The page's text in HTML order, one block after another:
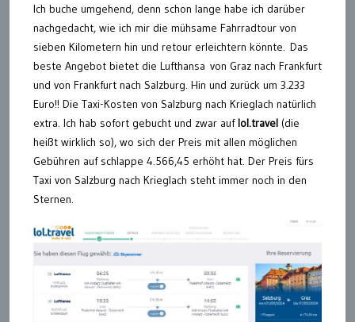
Ich buche umgehend, denn schon lange habe ich darüber
nachgedacht, wie ich mir die mühsame Fahrradtour von
sieben Kilometern hin und retour erleichtern könnte. Das
beste Angebot bietet die Lufthansa von Graz nach Frankfurt
und von Frankfurt nach Salzburg. Hin und zurück um 3.233
Euro!! Die Taxi-Kosten von Salzburg nach Krieglach natürlich
extra. Ich hab sofort gebucht und zwar auflol.travel (die
heißt wirklich so), wo sich der Preis mit allen möglichen
Gebühren auf schlappe 4.566,45 erhöht hat. Der Preis fürs
Taxi von Salzburg nach Krieglach steht immer noch in den
Sternen.